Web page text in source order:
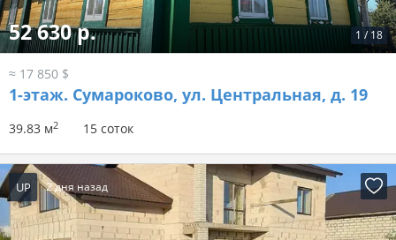
1 / 18
52 630 р.
≈ 17 850 $
1-этаж. Сумароково, ул. Центральная, д. 19
39.83 м2 15 соток
UP 2 дня назад